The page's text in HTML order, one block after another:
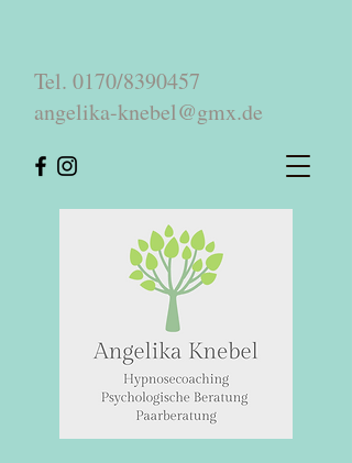
Tel. 0170/8390457
angelika-knebel@gmx.de